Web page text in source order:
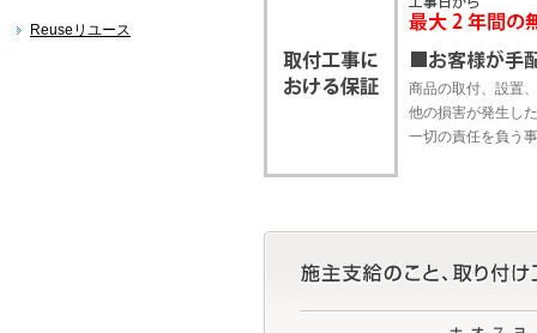
Reuseリユース
商品の取付、設置
他の損害が発生し
一切の責任を負う